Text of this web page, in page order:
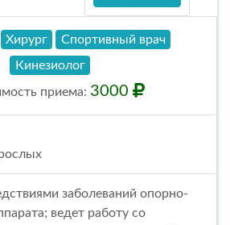
Хирург
Спортивный врач
Кинезиолог
приема: 3000
заболеваний опорно-
ведет работу со